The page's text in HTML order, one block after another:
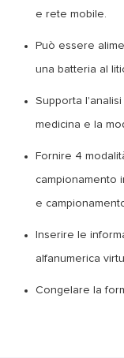
e rete mobile.
Può essere
una batteria al
Supporta l'analisi
medicina e la
Fornire 4
campionamento
e
Inserire le
alfanumerica
Congelare la